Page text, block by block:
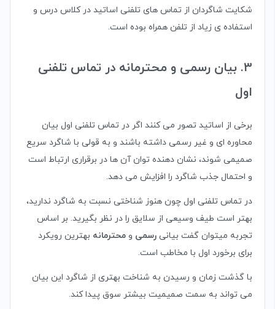
شکایت شاگردان از تماس های تلفنی اساتید در کلاس درس و
استفاده ی زیاد از تلفن همراه بوده است.
3. بیان رسمی و محترمانه در تماس تلفنی
اول
برخی از اساتید تصور می کنند اگر در تماس تلفنی اول بیان
محاوره ای و غیر رسمی داشته باشند و به قولی با شاگرد سریع
صمیمی شوند، نشان دهنده توان آن ها در برقراری ارتباط است
و احتمال جذب شاگرد را افزایش می دهد.
در تماس تلفنی اول چون هنوز شناختی نسبت به شاگرد ندارید،
بهتر است طیف وسیعی از سلایق را در نظر بگیرید. بر اساس
تجربه میتوان گفت بیانی رسمی و محترمانه بهترین رویکرد
برای برخورد اول با مخاطب است.
با گذشت زمان و رسیدن به شناخت بهتری از شاگرد این بیان
می تواند به سمت صمیمیت بیشتر سوق پیدا کند.